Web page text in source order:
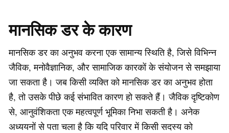
मानसिक डर के कारण
मानसिक डर का अनुभव करना एक सामान्य स्थिति है, जिसे विभिन्न
जैविक, मनोवैज्ञानिक, और सामाजिक कारकों के संयोजन से समझाया
जा सकता है। जब किसी व्यक्ति को मानसिक डर का अनुभव होता
है, तो उसके पीछे कई संभावित कारण हो सकते हैं। जैविक दृष्टिकोण
से, आनुवंशिकता एक महत्वपूर्ण भूमिका निभा सकती है। अनेक
अध्ययनों से पता चला है कि यदि परिवार में किसी सदस्य को